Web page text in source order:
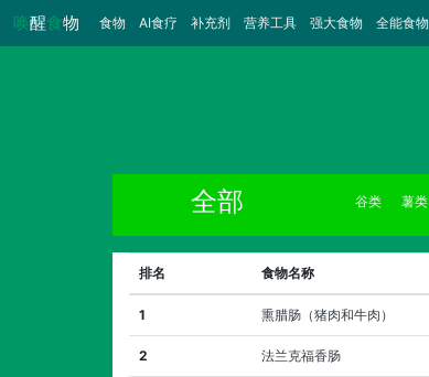
唤醒食物 食物 （当前）
AI食疗 补充剂 营养工具 强大食物 全能食物
全部 谷类 薯类
排名 食物名称
1 熏腊肠（猪肉和牛肉）
2 法兰克福香肠